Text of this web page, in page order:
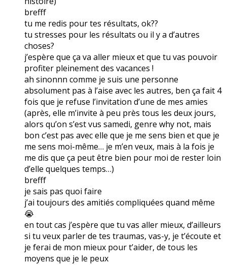
brefff
tu me redis pour tes résultats, ok??
tu stresses pour les résultats ou il y a d’autres
choses?
j’espère que ça va aller mieux et que tu vas pouvoir
profiter pleinement des vacances !
ah sinonnn comme je suis une personne
absolument pas à l’aise avec les autres, ben ça fait 4
fois que je refuse l’invitation d’une de mes amies
(après, elle m’invite à peu près tous les deux jours,
alors qu’on s’est vus samedi, genre why not, mais
bon c’est pas avec elle que je me sens bien et que je
me sens moi-même… je m’en veux, mais à la fois je
me dis que ça peut être bien pour moi de rester loin
d’elle quelques temps…)
brefff
je sais pas quoi faire
j’ai toujours des amitiés compliquées quand même
😭
en tout cas j’espère que tu vas aller mieux, d’ailleurs
si tu veux parler de tes traumas, vas-y, je t’écoute et
je ferai de mon mieux pour t’aider, de tous les
moyens que je le peux